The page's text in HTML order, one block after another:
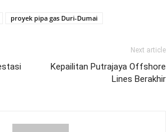
proyek pipa gas Duri-Dumai
Next article
Kepailitan Putrajaya Offshore
Lines Berakhir